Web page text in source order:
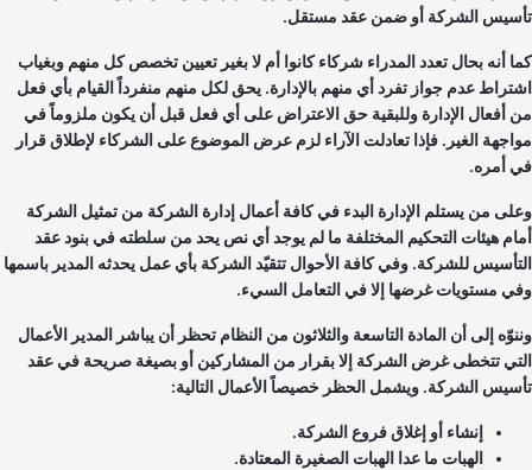
الشركة أو ضمن عقد مستقل.
أنه بحال تعدد المدراء شركاء كانوا أم لا بغير تعيين تخصص كل منهم وبغياب
عدم جواز تفرد أي منهم بالإدارة. يحق لكل منهم منفرداً القيام بأي فعل
أفعال الإدارة وللبقية حق الاعتراض على أي فعل قبل أن يكون ملزوماً في
الغير. فإذا تعادلت الآراء لزم عرض الموضوع على الشركاء لإطلاق قرار
أمره.
من يستلم الإدارة البدء في كافة أعمال إدارة الشركة من تمثيل الشركة
هيئات التحكيم المختلفة ما لم يوجد أي نص يحد من سلطته في بنود عقد
للشركة. وفي كافة الأحوال تتقيّد الشركة بأي عمل يحدثه المدير باسمها
مستويات غرضها إلا في التعامل السيء.
إلى أن المادة التاسعة والثلاثون من النظام تحظر أن يباشر المدير الأعمال
تتخطى غرض الشركة إلا بقرار من المشاركين أو بصيغة صريحة في عقد
الشركة. ويشمل الحظر خصيصاً الأعمال التالية:
إنشاء أو إغلاق فروع الشركة.
الهبات ما عدا الهبات الصغيرة المعتادة.